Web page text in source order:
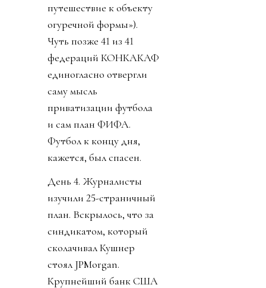
путешествие к объекту
огуречной формы»).
Чуть позже 41 из 41
федераций КОНКАКАФ
единогласно отвергли
саму мысль
приватизации футбола
и сам план ФИФА.
Футбол к концу дня,
кажется, был спасен.
День 4. Журналисты
изучили 25-страничный
план. Вскрылось, что за
синдикатом, который
сколачивал Кушнер
стоял JPMorgan.
Крупнейший банк США